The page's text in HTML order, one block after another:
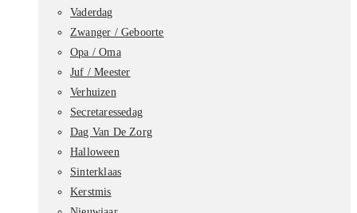
Vaderdag
Zwanger / Geboorte
Opa / Oma
Juf / Meester
Verhuizen
Secretaressedag
Dag Van De Zorg
Halloween
Sinterklaas
Kerstmis